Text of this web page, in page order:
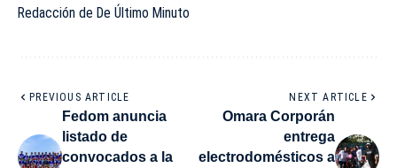
Redacción de De Último Minuto
PREVIOUS ARTICLE
Fedom anuncia
listado de
convocados a la
NEXT ARTICLE
Omara Corporán
entrega
electrodomésticos a